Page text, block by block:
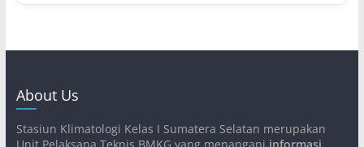
About Us
Stasiun Klimatologi Kelas I Sumatera Selatan merupakan